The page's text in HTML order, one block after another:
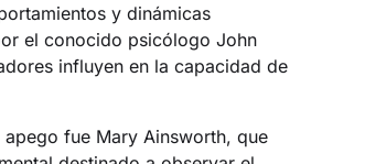
y dinámicas
el conocido psicólogo John
influyen en la capacidad de
fue Mary Ainsworth, que